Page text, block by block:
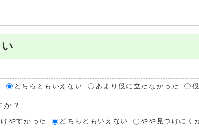
どちらともいえない あまり役に立たなかった
？
やすかった どちらともいえない やや見つけにく